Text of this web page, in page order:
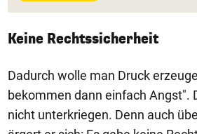
Keine Rechtssicherheit
Dadurch wolle man Druck
bekommen dann einfach Angst".
nicht unterkriegen. Denn auch